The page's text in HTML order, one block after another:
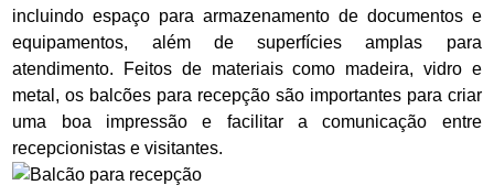
incluindo espaço para armazenamento de documentos e
equipamentos, além de superfícies amplas para
atendimento. Feitos de materiais como madeira, vidro e
metal, os balcões para recepção são importantes para criar
uma boa impressão e facilitar a comunicação entre
recepcionistas e visitantes.